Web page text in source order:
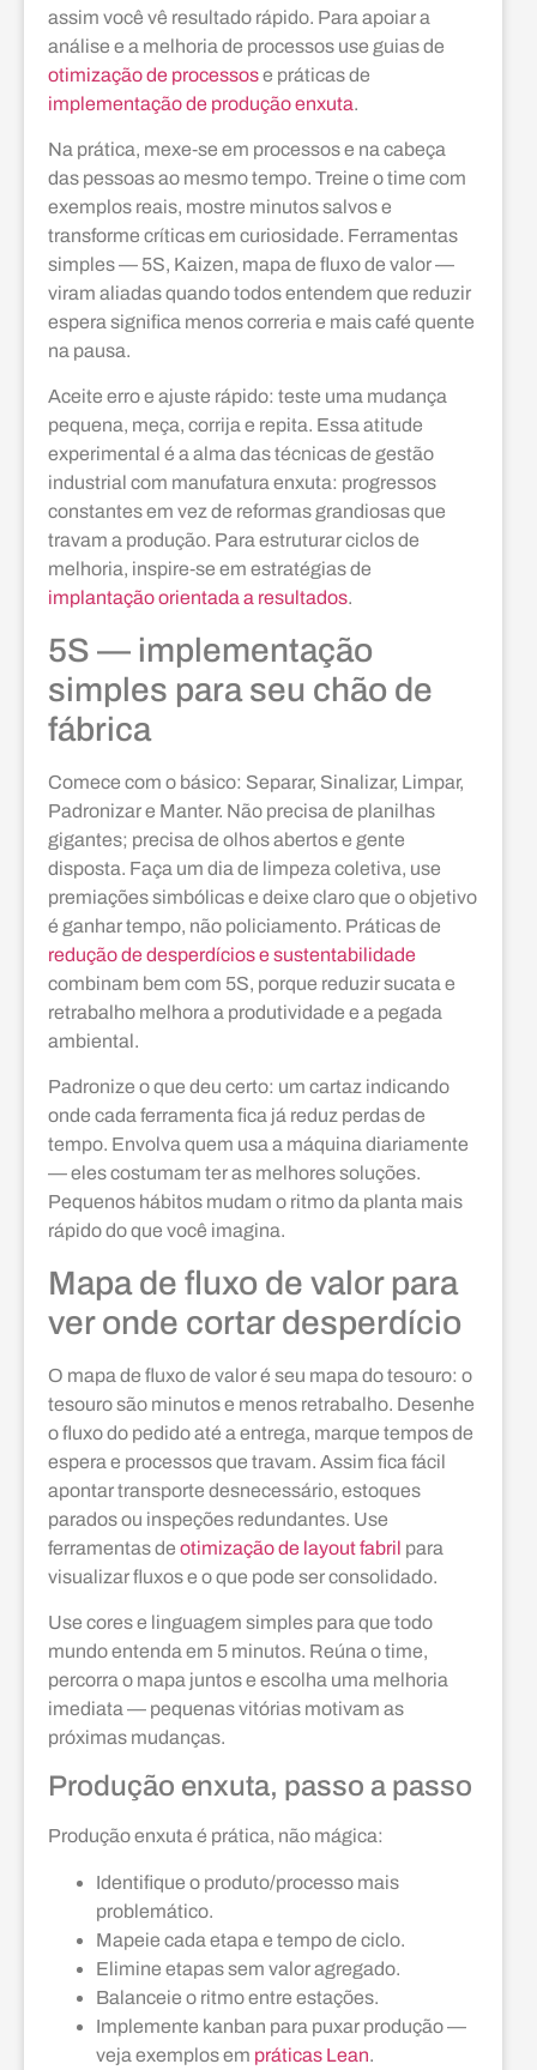
assim você vê resultado rápido. Para apoiar a
análise e a melhoria de processos use guias de
otimização de processose práticas de
implementação de produção enxuta.
Na prática, mexe‑se em processos e na cabeça
das pessoas ao mesmo tempo. Treine o time com
exemplos reais, mostre minutos salvos e
transforme críticas em curiosidade. Ferramentas
simples — 5S, Kaizen, mapa de fluxo de valor —
viram aliadas quando todos entendem que reduzir
espera significa menos correria e mais café quente
na pausa.
Aceite erro e ajuste rápido: teste uma mudança
pequena, meça, corrija e repita. Essa atitude
experimental é a alma das técnicas de gestão
industrial com manufatura enxuta: progressos
constantes em vez de reformas grandiosas que
travam a produção. Para estruturar ciclos de
melhoria, inspire‑se em estratégias de
implantação orientada a resultados.
5S — implementação
simples para seu chão de
fábrica
Comece com o básico: Separar, Sinalizar, Limpar,
Padronizar e Manter. Não precisa de planilhas
gigantes; precisa de olhos abertos e gente
disposta. Faça um dia de limpeza coletiva, use
premiações simbólicas e deixe claro que o objetivo
é ganhar tempo, não policiamento. Práticas de
redução de desperdícios e sustentabilidade
combinam bem com 5S, porque reduzir sucata e
retrabalho melhora a produtividade e a pegada
ambiental.
Padronize o que deu certo: um cartaz indicando
onde cada ferramenta fica já reduz perdas de
tempo. Envolva quem usa a máquina diariamente
— eles costumam ter as melhores soluções.
Pequenos hábitos mudam o ritmo da planta mais
rápido do que você imagina.
Mapa de fluxo de valor para
ver onde cortar desperdício
O mapa de fluxo de valor é seu mapa do tesouro: o
tesouro são minutos e menos retrabalho. Desenhe
o fluxo do pedido até a entrega, marque tempos de
espera e processos que travam. Assim fica fácil
apontar transporte desnecessário, estoques
parados ou inspeções redundantes. Use
ferramentas de otimização de layout fabril para
visualizar fluxos e o que pode ser consolidado.
Use cores e linguagem simples para que todo
mundo entenda em 5 minutos. Reúna o time,
percorra o mapa juntos e escolha uma melhoria
imediata — pequenas vitórias motivam as
próximas mudanças.
Produção enxuta, passo a passo
Produção enxuta é prática, não mágica:
Identifique o produto/processo mais
problemático.
Mapeie cada etapa e tempo de ciclo.
Elimine etapas sem valor agregado.
Balanceie o ritmo entre estações.
Implemente kanban para puxar produção —
veja exemplos em práticas Lean.